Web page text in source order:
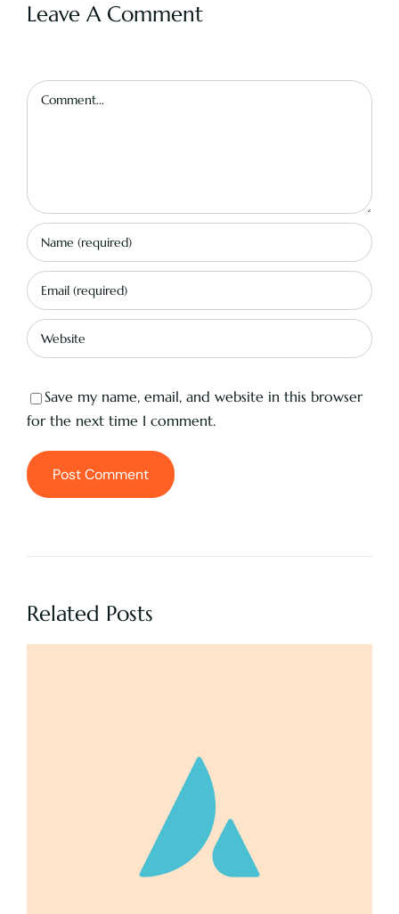
Leave A Comment
Comment
Save my name, email, and website in this browser
for the next time I comment.
Related Posts